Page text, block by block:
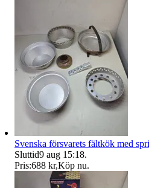
Svenska försvarets fältkök med
Sluttid9 aug 15:18.
Pris:688 kr,Köp nu.